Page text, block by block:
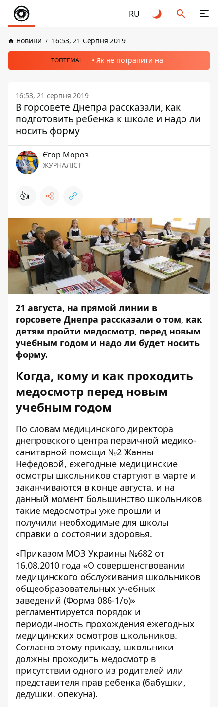
RU
Новини 16:53, 21 Серпня 2019
ТОПТЕМА: Як не потрапити на
16:53, 21 серпня 2019
В горсовете Днепра рассказали, как
подготовить ребенка к школе и надо ли
носить форму
Єгор Мороз
ЖУРНАЛІСТ
👍
21 августа, на прямой линии в
горсовете Днепра рассказали о том, как
детям пройти медосмотр, перед новым
учебным годом и надо ли будет носить
форму.
Когда, кому и как проходить
медосмотр перед новым
учебным годом
По словам медицинского директора
днепровского центра первичной медико-
санитарной помощи №2 Жанны
Нефедовой, ежегодные медицинские
осмотры школьников стартуют в марте и
заканчиваются в конце августа, и на
данный момент большинство школьников
такие медосмотры уже прошли и
получили необходимые для школы
справки о состоянии здоровья.
«Приказом МОЗ Украины №682 от
16.08.2010 года «О совершенствовании
медицинского обслуживания школьников
общеобразовательных учебных
заведений (Форма 086-1/о)»
регламентируется порядок и
периодичность прохождения ежегодных
медицинских осмотров школьников.
Согласно этому приказу, школьники
должны проходить медосмотр в
присутствии одного из родителей или
представителя прав ребенка (бабушки,
дедушки, опекуна).